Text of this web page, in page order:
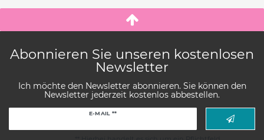
Abonnieren Sie unseren kostenlosen
Newsletter
Ich möchte den Newsletter abonnieren. Sie können den
Newsletter jederzeit kostenlos abbestellen.
E-MAIL **